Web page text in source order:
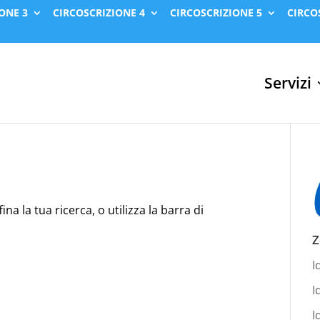
3 CIRCOSCRIZIONE 4 CIRCOSCRIZIONE 5
Servizi
la tua ricerca, o utilizza la barra di